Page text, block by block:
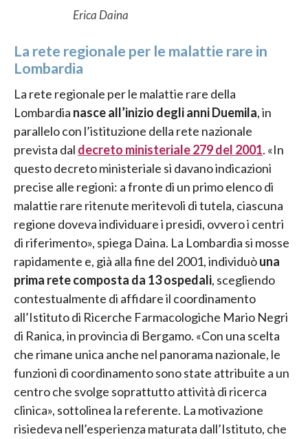
Erica Daina
La rete regionale per le malattie rare in
Lombardia
La rete regionale per le malattie rare della
Lombardia nasce all’inizio degli anni Duemila, in
parallelo con l’istituzione della rete nazionale
prevista dal decreto ministeriale 279 del 2001. «In
questo decreto ministeriale si davano indicazioni
precise alle regioni: a fronte di un primo elenco di
malattie rare ritenute meritevoli di tutela, ciascuna
regione doveva individuare i presidi, ovvero i centri
di riferimento», spiega Daina. La Lombardia si mosse
rapidamente e, già alla fine del 2001, individuòuna
prima rete composta da 13 ospedali, scegliendo
contestualmente di affidare il coordinamento
all’Istituto di Ricerche Farmacologiche Mario Negri
di Ranica, in provincia di Bergamo. «Con una scelta
che rimane unica anche nel panorama nazionale, le
funzioni di coordinamento sono state attribuite a un
centro che svolge soprattutto attività di ricerca
clinica», sottolinea la referente. La motivazione
risiedeva nell’esperienza maturata dall’Istituto, che